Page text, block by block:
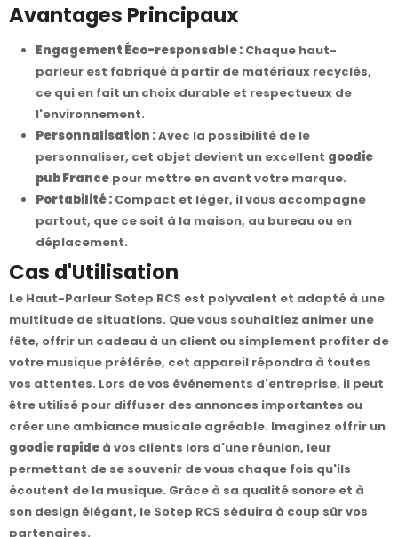
Avantages Principaux
Engagement Éco-responsable : Chaque haut-
parleur est fabriqué à partir de matériaux recyclés,
ce qui en fait un choix durable et respectueux de
l'environnement.
Personnalisation :Avec la possibilité de le
personnaliser, cet objet devient un excellent goodie
pub France pour mettre en avant votre marque.
Portabilité : Compact et léger, il vous accompagne
partout, que ce soit à la maison, au bureau ou en
déplacement.
Cas d'Utilisation
Le Haut-Parleur Sotep RCS est polyvalent et adapté à une
multitude de situations. Que vous souhaitiez animer une
fête, offrir un cadeau à un client ou simplement profiter de
votre musique préférée, cet appareil répondra à toutes
vos attentes. Lors de vos événements d'entreprise, il peut
être utilisé pour diffuser des annonces importantes ou
créer une ambiance musicale agréable. Imaginez offrir un
goodie rapide à vos clients lors d'une réunion, leur
permettant de se souvenir de vous chaque fois qu'ils
écoutent de la musique. Grâce à sa qualité sonore et à
son design élégant, le Sotep RCS séduira à coup sûr vos
partenaires.